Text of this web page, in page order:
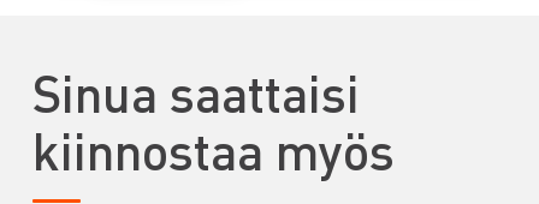
Sinua saattaisi
kiinnostaa myös